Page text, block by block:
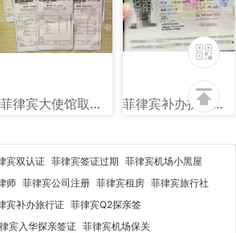
菲律宾大使馆取证单图片样式讲解 菲律宾补办护照旅行证回国证明图片样式
宾双认证 菲律宾签证过期 菲律宾机场小黑屋
师 菲律宾公司注册 菲律宾租房 菲律宾旅行社
宾补办旅行证 菲律宾Q2探亲签
宾入华探亲签证 菲律宾机场保关